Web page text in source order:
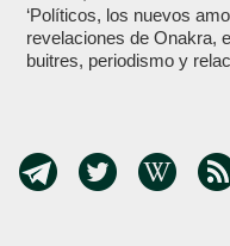
‘Políticos, los nuevos
revelaciones de Onakra,
buitres, periodismo y